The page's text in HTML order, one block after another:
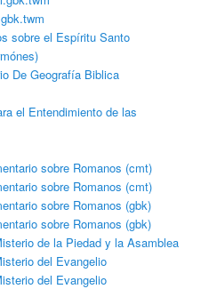
sobre el Espíritu Santo
De Geografía Biblica
el Entendimiento de las
sobre Romanos (cmt)
sobre Romanos (cmt)
sobre Romanos (gbk)
sobre Romanos (gbk)
de la Piedad y la Asamblea
del Evangelio
del Evangelio